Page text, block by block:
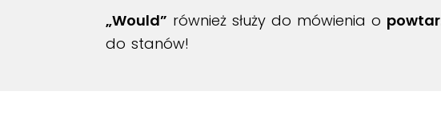
„Would” również służy do mówienia o
do stanów!